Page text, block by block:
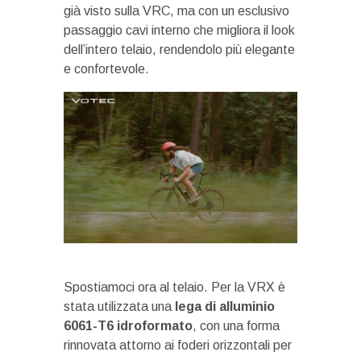
già visto sulla VRC, ma con un esclusivo
passaggio cavi interno che migliora il look
dell’intero telaio, rendendolo più elegante
e confortevole.
Spostiamoci ora al telaio. Per la VRX è
stata utilizzata una lega di alluminio
6061-T6 idroformato, con una forma
rinnovata attorno ai foderi orizzontali per